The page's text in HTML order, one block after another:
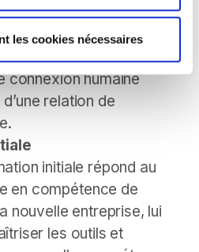
les cookies nécessaires
d’accueil, qui doit
l’anxiété liée à l’inconnu
lien fort avec
connexion humaine
relation de
initiale répond au
en compétence de
nouvelle entreprise, lui
les outils et